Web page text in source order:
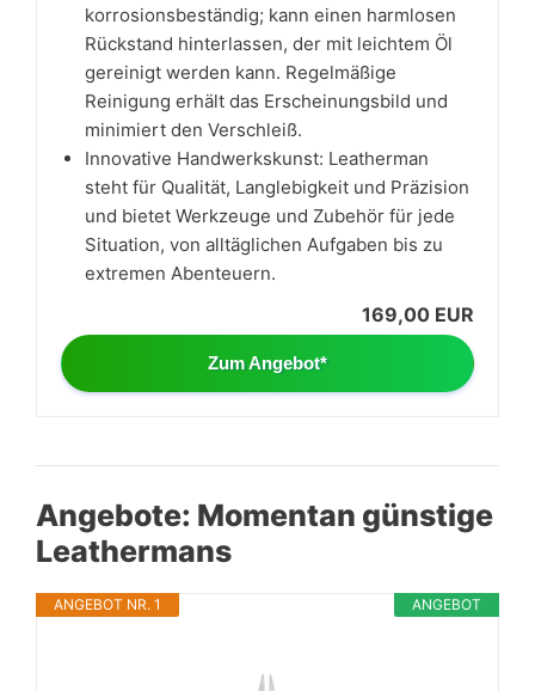
korrosionsbeständig; kann einen harmlosen
Rückstand hinterlassen, der mit leichtem Öl
gereinigt werden kann. Regelmäßige
Reinigung erhält das Erscheinungsbild und
minimiert den Verschleiß.
Innovative Handwerkskunst: Leatherman
steht für Qualität, Langlebigkeit und Präzision
und bietet Werkzeuge und Zubehör für jede
Situation, von alltäglichen Aufgaben bis zu
extremen Abenteuern.
169,00 EUR
Zum Angebot*
Angebote: Momentan günstige
Leathermans
ANGEBOT
ANGEBOT NR. 1